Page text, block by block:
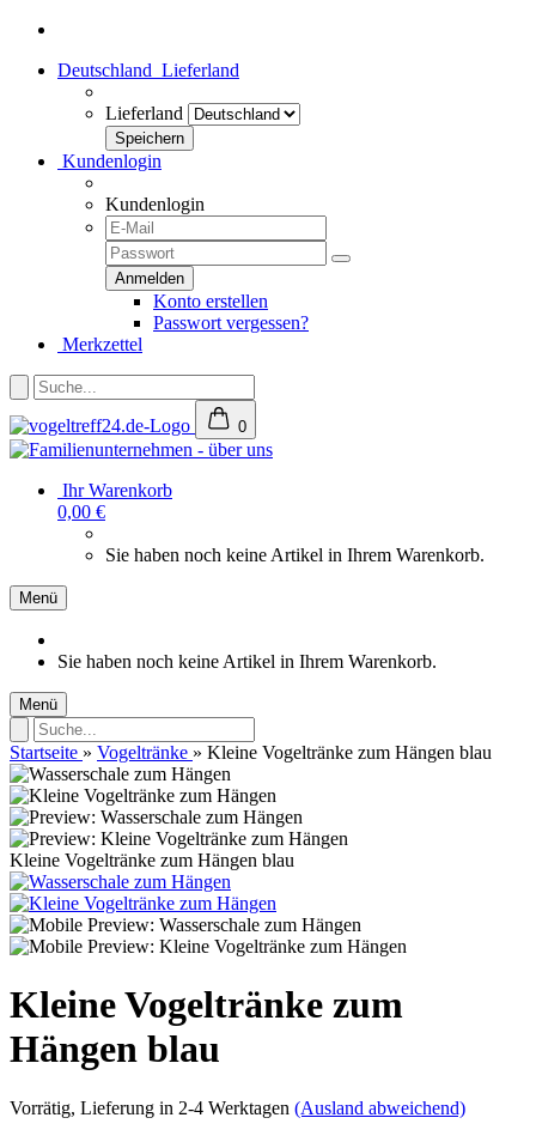
Deutschland Lieferland
Lieferland
Kundenlogin
Kundenlogin
Konto erstellen
Passwort vergessen?
Merkzettel
0
Ihr Warenkorb
0,00 €
Sie haben noch keine Artikel in Ihrem Warenkorb.
Menü
Sie haben noch keine Artikel in Ihrem Warenkorb.
Menü
Startseite » Vogeltränke » Kleine Vogeltränke zum Hängen blau
Kleine Vogeltränke zum Hängen blau
Kleine Vogeltränke zum
Hängen blau
Vorrätig, Lieferung in 2-4 Werktagen (Ausland abweichend)